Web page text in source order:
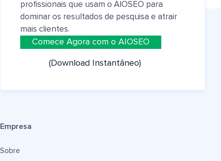
profissionais que usam o AIOSEO para
dominar os resultados de pesquisa e atrair
mais clientes.
Comece Agora com o AIOSEO
(Download Instantâneo)
Empresa
Sobre